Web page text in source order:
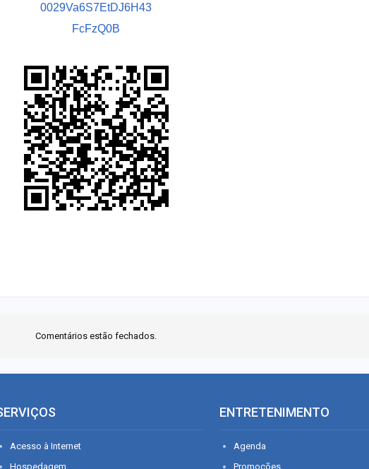
0029Va6S7EtDJ6H43
FcFzQ0B
Comentários estão fechados.
Acesso à Internet
Hospedagem
ENTRETENIMENTO
Agenda
Promoções